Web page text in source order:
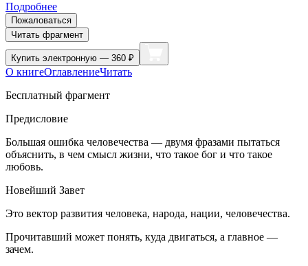
Подробнее
Пожаловаться
Читать фрагмент
Купить электронную — 360 ₽
О книгеОглавлениеЧитать
Бесплатный фрагмент
Предисловие
Большая ошибка человечества — двумя фразами пытаться
объяснить, в чем смысл жизни, что такое бог и что такое
любовь.
Новейший Завет
Это вектор развития человека, народа, нации, человечества.
Прочитавший может понять, куда двигаться, а главное —
зачем.